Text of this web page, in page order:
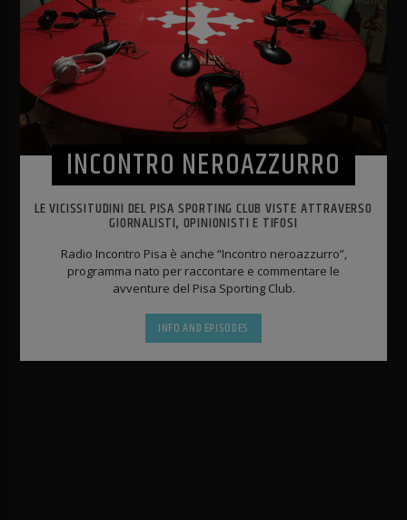
INCONTRO NEROAZZURRO
LE VICISSITUDINI DEL PISA SPORTING CLUB VISTE ATTRAVERSO
GIORNALISTI, OPINIONISTI E TIFOSI
Radio Incontro Pisa è anche “Incontro neroazzurro”,
programma nato per raccontare e commentare le
avventure del Pisa Sporting Club.
INFO AND EPISODES